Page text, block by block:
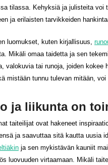
tilassa. Kehyksiä ja julisteita voi
ja erilaisten tarvikkeiden
luomukset, kuten kirjallisuus,
Mikäli omaa taidetta ja sen
valokuvia tai runoja, joiden kokee
mistään tunnu tulevan mitään,
ja liikunta on
taiteilijat ovat hakeneet
ja saavuttaa sitä kautta uusia
ja sen mykistävän kauniit
luovuuden virtaamaan. Mikäli